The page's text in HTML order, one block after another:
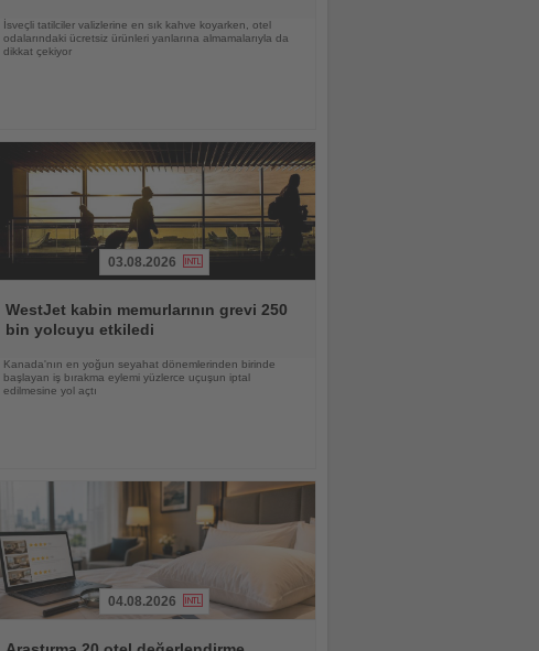
İsveçli tatilciler valizlerine en sık kahve koyarken, otel
odalarındaki ücretsiz ürünleri yanlarına almamalarıyla da
dikkat çekiyor
Oku
03.08.2026
WestJet kabin memurlarının grevi 250
bin yolcuyu etkiledi
Kanada'nın en yoğun seyahat dönemlerinden birinde
başlayan iş bırakma eylemi yüzlerce uçuşun iptal
edilmesine yol açtı
Oku
04.08.2026